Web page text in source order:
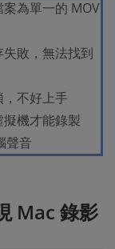
案為單一的 MOV
敗，無法找到
，不好上手
擬機才能錄製
聲音
Mac 錄影